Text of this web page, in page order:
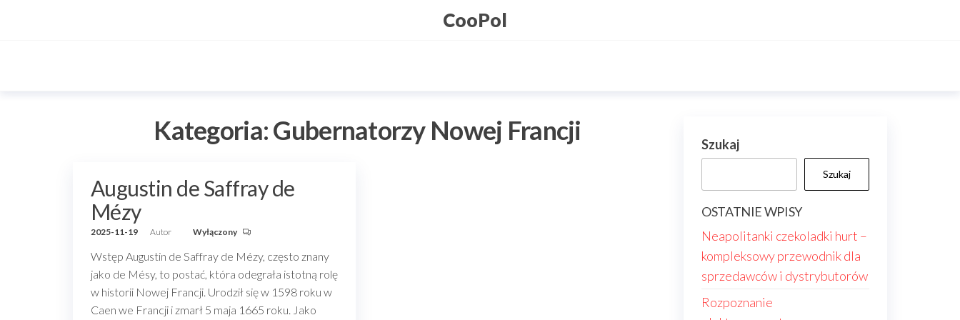
CooPol
Kategoria:Gubernatorzy Nowej Francji
Augustin de Saffray de
Mézy
2025-11-19 Autor Wyłączony
Wstęp Augustin de Saffray de Mézy, często znany
jako de Mésy, to postać, która odegrała istotną rolę
w historii Nowej Francji. Urodził się w 1598 roku w
Caen we Francji i zmarł 5 maja 1665 roku. Jako
Szukaj
Szukaj
OSTATNIE WPISY
Neapolitanki czekoladki hurt –
kompleksowy przewodnik dla
sprzedawców i dystrybutorów
Rozpoznanie